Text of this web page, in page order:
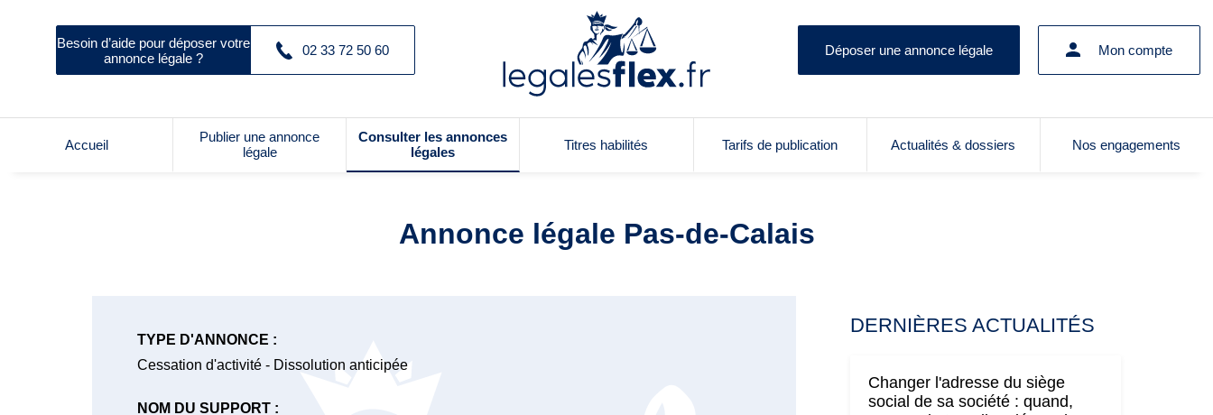
Besoin d’aide pour déposer votre
annonce légale ?
02 33 72 50 60 Déposer une annonce légale Mon compte
Accueil
Publier une annonce
légale
Consulter les annonces
légales
Titres habilités Tarifs de publication Actualités & dossiers Nos engagements
Annonce légale Pas-de-Calais
TYPE D'ANNONCE :
Cessation d'activité - Dissolution anticipée
NOM DU SUPPORT :
DERNIÈRES ACTUALITÉS
Changer l'adresse du siège
social de sa société : quand,